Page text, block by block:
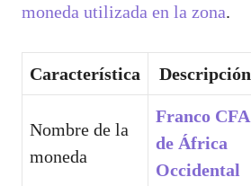
moneda utilizada en la zona.
Característica Descripción
Nombre de la
moneda
Franco CFA
de África
Occidental